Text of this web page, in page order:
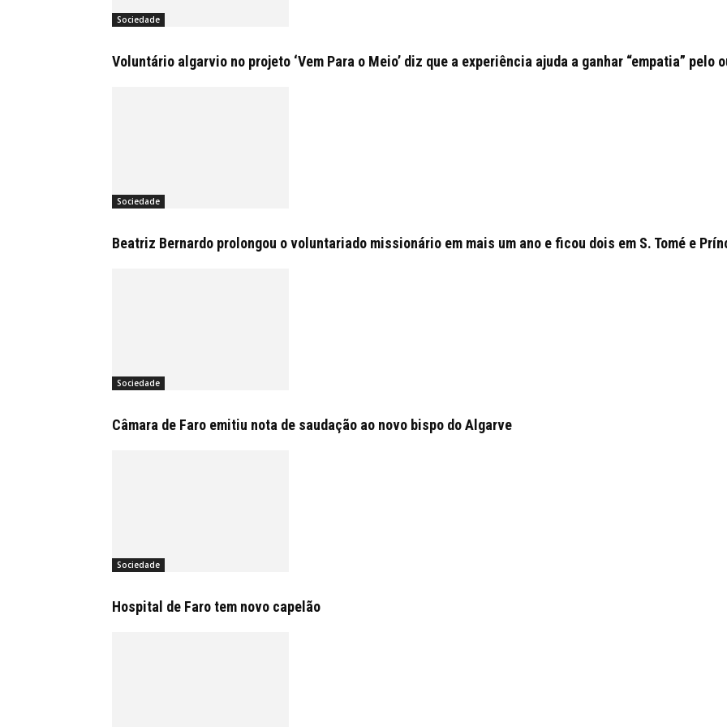
Sociedade
Voluntário algarvio no projeto ‘Vem Para o Meio’ diz que a experiência ajuda a ganhar “empatia” pelo
Sociedade
Beatriz Bernardo prolongou o voluntariado missionário em mais um ano e ficou dois em S. Tomé e
Sociedade
Câmara de Faro emitiu nota de saudação ao novo bispo do Algarve
Sociedade
Hospital de Faro tem novo capelão